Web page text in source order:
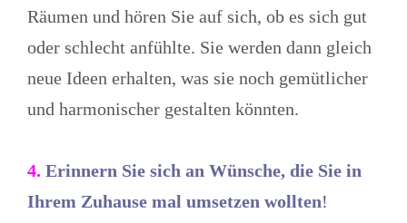
Räumen und hören Sie auf sich, ob es sich gut
oder schlecht anfühlte. Sie werden dann gleich
neue Ideen erhalten, was sie noch gemütlicher
und harmonischer gestalten könnten.
4. Erinnern Sie sich an Wünsche, die Sie in
Ihrem Zuhause mal umsetzen wollten!